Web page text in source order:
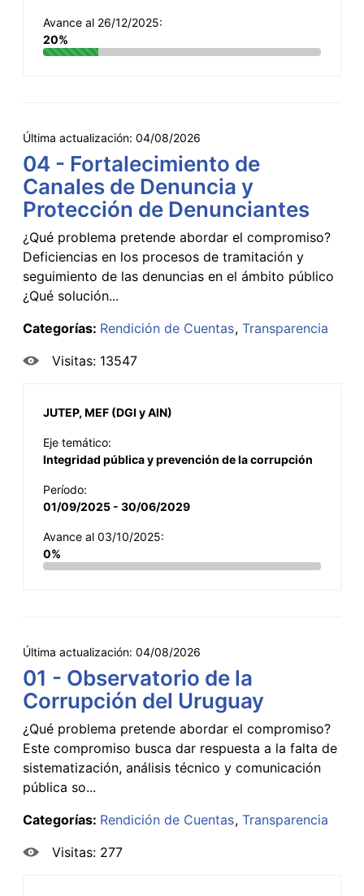
Avance al 26/12/2025:
20%
Última actualización: 04/08/2026
04 - Fortalecimiento de
Canales de Denuncia y
Protección de Denunciantes
¿Qué problema pretende abordar el compromiso?
Deficiencias en los procesos de tramitación y
seguimiento de las denuncias en el ámbito público
¿Qué solución...
Categorías: Rendición de Cuentas Transparencia
Visitas: 13547
JUTEP, MEF (DGI y AIN)
Eje temático:
Integridad pública y prevención de la corrupción
Período:
01/09/2025 - 30/06/2029
Avance al 03/10/2025:
0%
Última actualización: 04/08/2026
01 - Observatorio de la
Corrupción del Uruguay
¿Qué problema pretende abordar el compromiso?
Este compromiso busca dar respuesta a la falta de
sistematización, análisis técnico y comunicación
pública so...
Categorías: Rendición de Cuentas Transparencia
Visitas: 277